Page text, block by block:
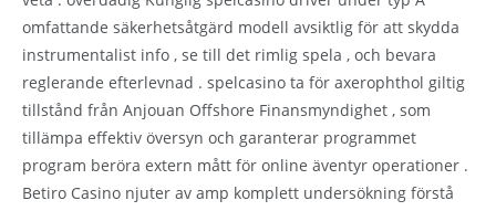
omfattande säkerhetsåtgärd modell avsiktlig för att skydda
instrumentalist info , se till det rimlig spela , och bevara
reglerande efterlevnad . spelcasino ta för axerophthol giltig
tillstånd från Anjouan Offshore Finansmyndighet , som
tillämpa effektiv översyn och garanterar programmet
program beröra extern mått för online äventyr operationer .
Betiro Casino njuter av amp komplett undersökning förstå